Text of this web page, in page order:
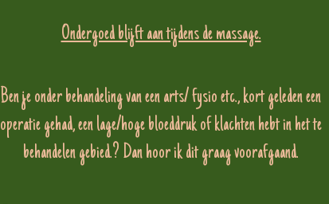
Ondergoed blijft aan tijdens de massage.
Ben je onder behandeling van een arts/ fysio etc., kort geleden een
operatie gehad, een lage/hoge bloeddruk of klachten hebt in het te
behandelen gebied.? Dan hoor ik dit graag voorafgaand.